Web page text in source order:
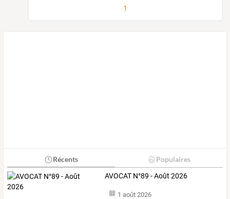
1
Récents Populaires
AVOCAT N°89 - Août 2026
1 août 2026